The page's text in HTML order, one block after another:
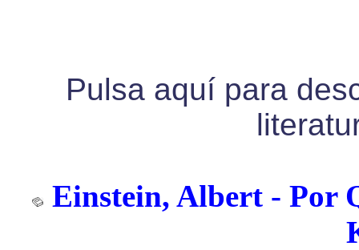
Pulsa aquí para
Einstein, Albert - Por